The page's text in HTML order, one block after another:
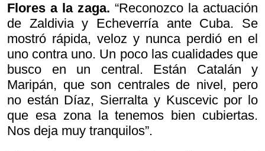
Flores a la zaga. “Reconozco la actuación
de Zaldivia y Echeverría ante Cuba. Se
mostró rápida, veloz y nunca perdió en el
uno contra uno. Un poco las cualidades que
busco en un central. Están Catalán y
Maripán, que son centrales de nivel, pero
no están Díaz, Sierralta y Kuscevic por lo
que esa zona la tenemos bien cubiertas.
Nos deja muy tranquilos”.